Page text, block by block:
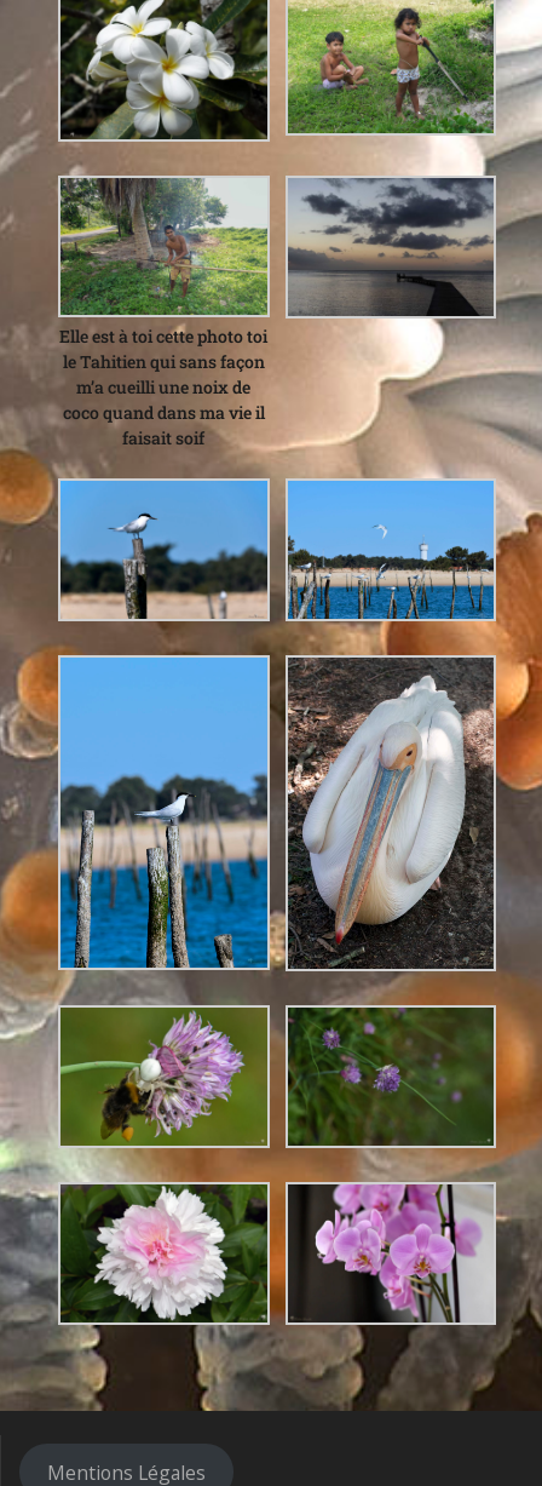
Elle est à toi cette photo toi
le Tahitien qui sans façon
m’a cueilli une noix de
coco quand dans ma vie il
faisait soif
Mentions Légales